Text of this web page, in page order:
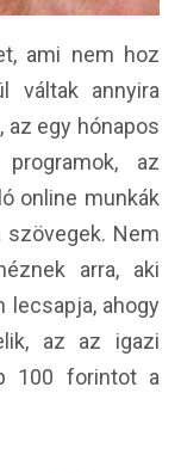
ami nem hoz
váltak annyira
egy hónapos
az
online munkák
szövegek. Nem
arra, aki
lecsapja, ahogy
az az igazi
100 forintot a